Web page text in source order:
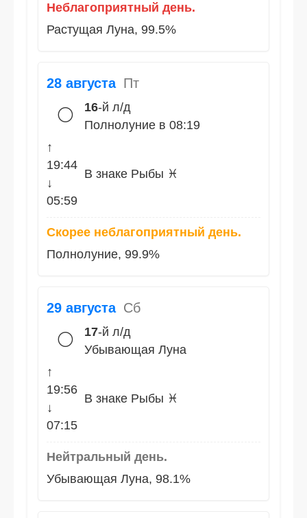
Неблагоприятный день.
Растущая Луна, 99.5%
28 августа Пт
🌕 16-й л/д
Полнолуние в 08:19
↑
19:44
↓
05:59
В знаке Рыбы ♓
Скорее неблагоприятный день.
Полнолуние, 99.9%
29 августа Сб
🌕 17-й л/д
Убывающая Луна
↑
19:56
↓
07:15
В знаке Рыбы ♓
Нейтральный день.
Убывающая Луна, 98.1%